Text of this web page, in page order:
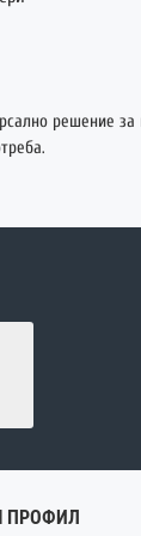
решение
ПРОФИЛ